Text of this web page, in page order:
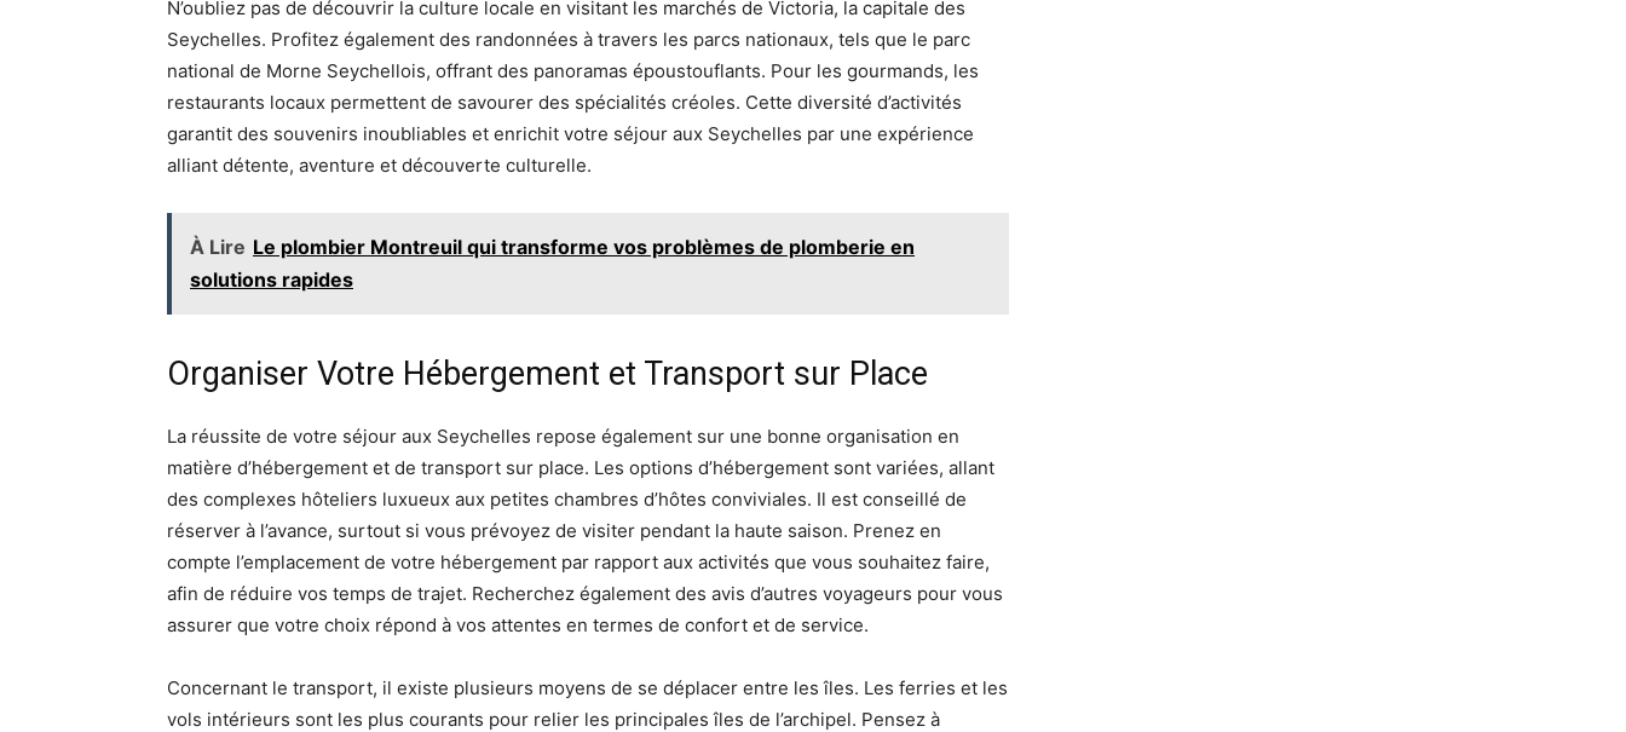
N’oubliez pas de découvrir la culture locale en visitant les marchés de Victoria, la capitale des
Seychelles. Profitez également des randonnées à travers les parcs nationaux, tels que le parc
national de Morne Seychellois, offrant des panoramas époustouflants. Pour les gourmands, les
restaurants locaux permettent de savourer des spécialités créoles. Cette diversité d’activités
garantit des souvenirs inoubliables et enrichit votre séjour aux Seychelles par une expérience
alliant détente, aventure et découverte culturelle.
À Lire Le plombier Montreuil qui transforme vos problèmes de plomberie en
solutions rapides
Organiser Votre Hébergement et Transport sur Place
La réussite de votre séjour aux Seychelles repose également sur une bonne organisation en
matière d’hébergement et de transport sur place. Les options d’hébergement sont variées, allant
des complexes hôteliers luxueux aux petites chambres d’hôtes conviviales. Il est conseillé de
réserver à l’avance, surtout si vous prévoyez de visiter pendant la haute saison. Prenez en
compte l’emplacement de votre hébergement par rapport aux activités que vous souhaitez faire,
afin de réduire vos temps de trajet. Recherchez également des avis d’autres voyageurs pour vous
assurer que votre choix répond à vos attentes en termes de confort et de service.
Concernant le transport, il existe plusieurs moyens de se déplacer entre les îles. Les ferries et les
vols intérieurs sont les plus courants pour relier les principales îles de l’archipel. Pensez à